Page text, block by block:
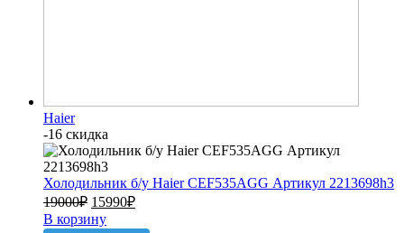
Haier
-16 скидка
Холодильник б/у Haier CEF535AGG Артикул 2213698h3
19000₽ 15990₽
В корзину